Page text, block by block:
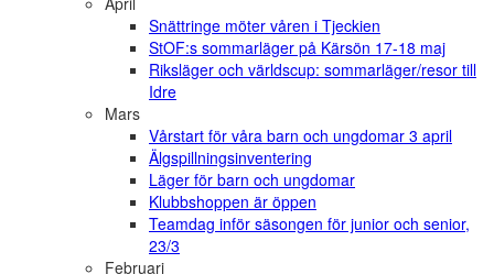
Snättringe möter våren i Tjeckien
StOF:s sommarläger på Kärsön 17-18 maj
Riksläger och världscup: sommarläger/resor till
Idre
Mars
Vårstart för våra barn och ungdomar 3 april
Älgspillningsinventering
Läger för barn och ungdomar
Klubbshoppen är öppen
Teamdag inför säsongen för junior och senior,
23/3
Februari